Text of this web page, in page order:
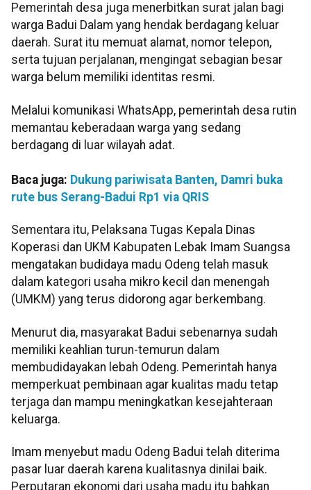
Pemerintah desa juga menerbitkan surat jalan bagi
warga Badui Dalam yang hendak berdagang keluar
daerah. Surat itu memuat alamat, nomor telepon,
serta tujuan perjalanan, mengingat sebagian besar
warga belum memiliki identitas resmi.
Melalui komunikasi WhatsApp, pemerintah desa rutin
memantau keberadaan warga yang sedang
berdagang di luar wilayah adat.
Baca juga: Dukung pariwisata Banten, Damri buka
rute bus Serang-Badui Rp1 via QRIS
Sementara itu, Pelaksana Tugas Kepala Dinas
Koperasi dan UKM Kabupaten Lebak Imam Suangsa
mengatakan budidaya madu Odeng telah masuk
dalam kategori usaha mikro kecil dan menengah
(UMKM) yang terus didorong agar berkembang.
Menurut dia, masyarakat Badui sebenarnya sudah
memiliki keahlian turun-temurun dalam
membudidayakan lebah Odeng. Pemerintah hanya
memperkuat pembinaan agar kualitas madu tetap
terjaga dan mampu meningkatkan kesejahteraan
keluarga.
Imam menyebut madu Odeng Badui telah diterima
pasar luar daerah karena kualitasnya dinilai baik.
Perputaran ekonomi dari usaha madu itu bahkan